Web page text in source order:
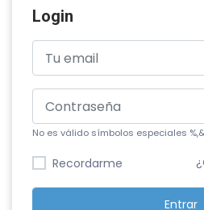
Login
No es válido símbolos especiales
Recordarme
Entrar